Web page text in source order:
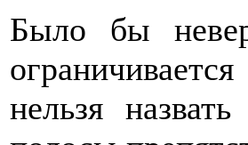
Было бы
нельзя